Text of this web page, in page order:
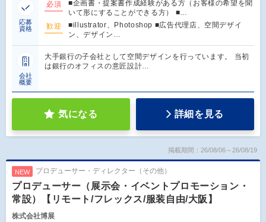
応募
資格
必須
■企画書・提案書作成経験がある方（お客様の希望を聞
いて形にすることができる方） ■…
歓迎
■illustrator、Photoshop ■広告代理店、空間デザイ
ン、デザイン…
会社
概要
大手銀行の子会社として空間デザインを行っています。 当初
は銀行のオフィスの意匠設計…
気になる 詳細を見る
掲載期間：26/08/06～26/08/19
NEW プロデューサー・ディレクター（その他）
プロデューサー（展示会・イベントプロモーション・
常設）【リモート/フレックス/服装自由/大阪】
株式会社博展